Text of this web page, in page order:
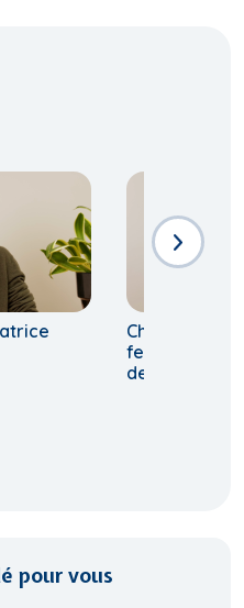
Chantal
femme
des femmes
pour vous